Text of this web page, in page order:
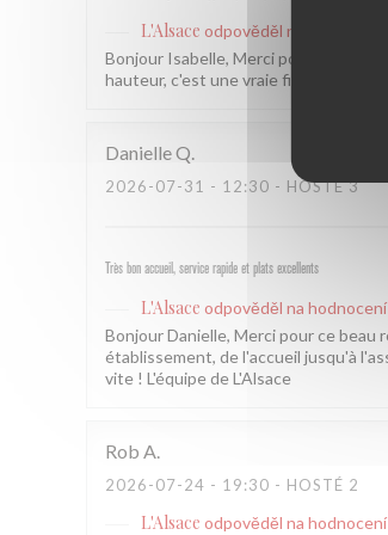
L'Alsace odpověděl na hodnocení
Bonjour Isabelle, Merci pour ce beau
hauteur, c'est une vraie fierté pour
DanielleQ
2026-07-31 - 12:30 - HOSTÉ 3
Très bon accueil, service rapide et plats excellents
L'Alsace odpověděl na hodnocení
Bonjour Danielle, Merci pour ce beau
établissement, de l'accueil jusqu'à
vite ! L'équipe de L'Alsace
Rob A
2026-07-24 - 19:30 - HOSTÉ 2
L'Alsace odpověděl na hodnocení